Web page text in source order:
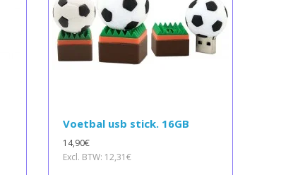
Voetbal usb stick. 16GB
14,90€
Excl. BTW: 12,31€